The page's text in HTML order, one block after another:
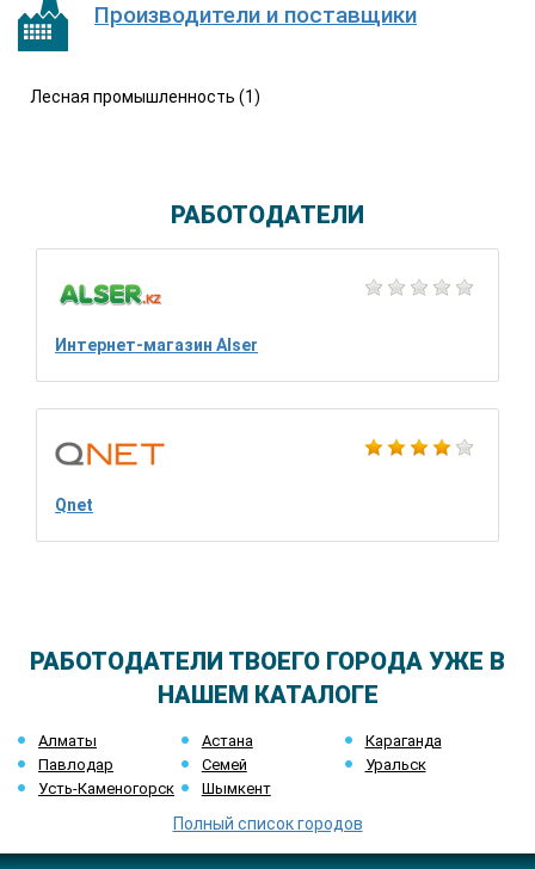
Производители и поставщики
Лесная промышленность (1)
РАБОТОДАТЕЛИ
Интернет-магазин Alser
Qnet
РАБОТОДАТЕЛИ ТВОЕГО ГОРОДА УЖЕ В
НАШЕМ КАТАЛОГЕ
Алматы Астана
Караганда
Павлодар
Семей
Уральск
Усть-Каменогорск
Шымкент
Полный список городов